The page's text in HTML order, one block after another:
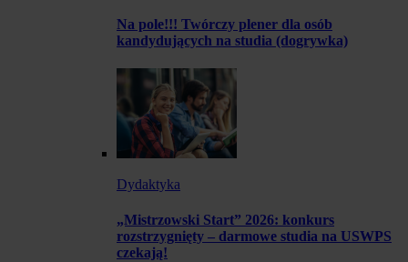
Na pole!!! Twórczy plener dla osób
kandydujących na studia (dogrywka)
Dydaktyka
„Mistrzowski Start” 2026: konkurs
rozstrzygnięty – darmowe studia na USWPS
czekają!